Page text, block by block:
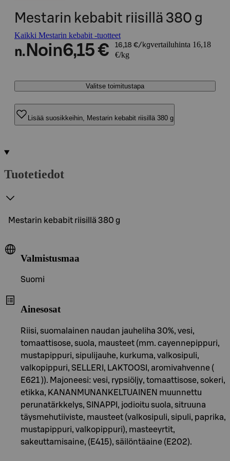
Mestarin kebabit riisillä 380 g
Kaikki Mestarin kebabit -tuotteet
n. Noin6,15 € 16,18 €/kgvertailuhinta 16,18
€/kg
Valitse toimitustapa
Lisää suosikkeihin, Mestarin kebabit riisillä 380 g
Tuotetiedot
Mestarin kebabit riisillä 380 g
Valmistusmaa
Suomi
Ainesosat
Riisi, suomalainen naudan jauheliha 30%, vesi,
tomaattisose, suola, mausteet (mm. cayennepippuri,
mustapippuri, sipulijauhe, kurkuma, valkosipuli,
valkopippuri, SELLERI, LAKTOOSI, aromivahvenne (
E621 )). Majoneesi: vesi, rypsiöljy, tomaattisose, sokeri,
etikka, KANANMUNANKELTUAINEN muunnettu
perunatärkkelys, SINAPPI, jodioitu suola, sitruuna
täysmehutiiviste, mausteet (valkosipuli, sipuli, paprika,
mustapippuri, valkopippuri), masteeyrtit,
sakeuttamisaine, (E415), säilöntäaine (E202).